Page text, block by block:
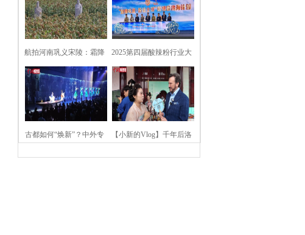
航拍河南巩义宋陵：霜降
时节高粱红
2025第四届酸辣粉行业大
会在河南开封举行
古都如何“焕新”？中外专 【小新的Vlog】千年后洛